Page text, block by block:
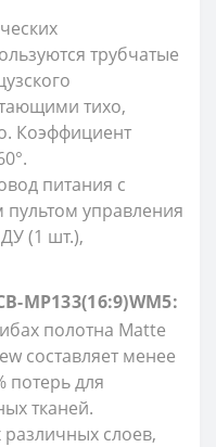
трубчатые
тихо,
Коэффициент
питания с
управления
(1 шт.),
MP133(16:9)WM5:
полотна Matte
составляет менее
потерь для
тканей.
различных слоев,